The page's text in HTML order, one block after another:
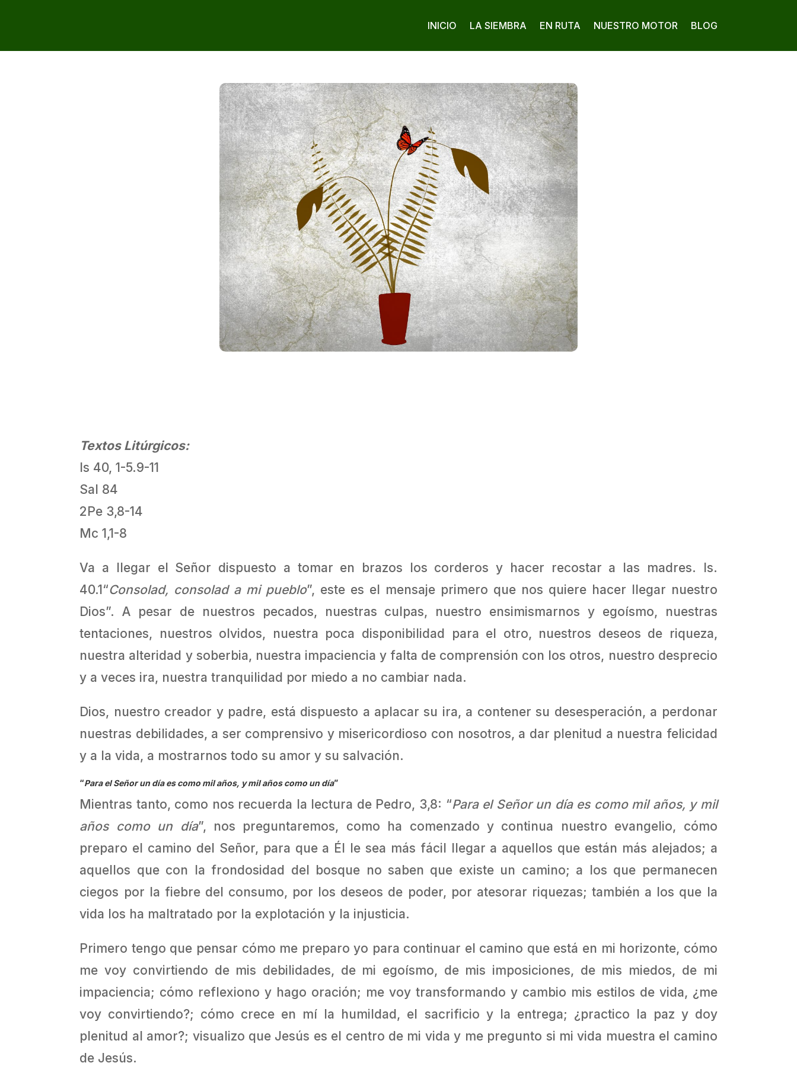
INICIO LA SIEMBRA EN RUTA NUESTRO MOTOR BLOG
Textos Litúrgicos:
Is 40, 1-5.9-11
Sal 84
2Pe 3,8-14
Mc 1,1-8
Va a llegar el Señor dispuesto a tomar en brazos los corderos y hacer recostar a las madres. Is.
40.1“Consolad, consolad a mi pueblo”, este es el mensaje primero que nos quiere hacer llegar nuestro
Dios”. A pesar de nuestros pecados, nuestras culpas, nuestro ensimismarnos y egoísmo, nuestras
tentaciones, nuestros olvidos, nuestra poca disponibilidad para el otro, nuestros deseos de riqueza,
nuestra alteridad y soberbia, nuestra impaciencia y falta de comprensión con los otros, nuestro desprecio
y a veces ira, nuestra tranquilidad por miedo a no cambiar nada.
Dios, nuestro creador y padre, está dispuesto a aplacar su ira, a contener su desesperación, a perdonar
nuestras debilidades, a ser comprensivo y misericordioso con nosotros, a dar plenitud a nuestra felicidad
y a la vida, a mostrarnos todo su amor y su salvación.
“Para el Señor un día es como mil años, y mil años como un día”
Mientras tanto, como nos recuerda la lectura de Pedro, 3,8: “Para el Señor un día es como mil años, y mil
años como un día”, nos preguntaremos, como ha comenzado y continua nuestro evangelio, cómo
preparo el camino del Señor, para que a Él le sea más fácil llegar a aquellos que están más alejados; a
aquellos que con la frondosidad del bosque no saben que existe un camino; a los que permanecen
ciegos por la fiebre del consumo, por los deseos de poder, por atesorar riquezas; también a los que la
vida los ha maltratado por la explotación y la injusticia.
Primero tengo que pensar cómo me preparo yo para continuar el camino que está en mi horizonte, cómo
me voy convirtiendo de mis debilidades, de mi egoísmo, de mis imposiciones, de mis miedos, de mi
impaciencia; cómo reflexiono y hago oración; me voy transformando y cambio mis estilos de vida, ¿me
voy convirtiendo?; cómo crece en mí la humildad, el sacrificio y la entrega; ¿practico la paz y doy
plenitud al amor?; visualizo que Jesús es el centro de mi vida y me pregunto si mi vida muestra el camino
de Jesús.